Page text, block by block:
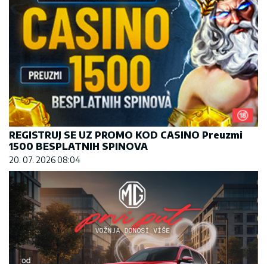
REGISTRUJ SE UZ PROMO KOD CASINO Preuzmi
1500 BESPLATNIH SPINOVA
20. 07. 2026 08:04